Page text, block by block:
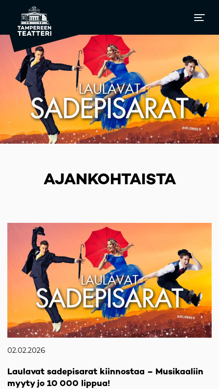
AJANKOHTAISTA
02.02.2026
Laulavat sadepisarat kiinnostaa – Musikaaliin
myyty jo 10 000 lippua!